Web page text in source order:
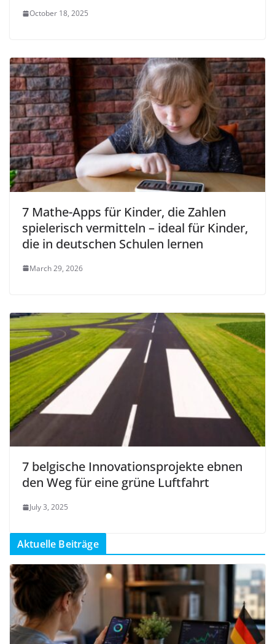
October 18, 2025
7 Mathe-Apps für Kinder, die Zahlen
spielerisch vermitteln – ideal für Kinder,
die in deutschen Schulen lernen
March 29, 2026
7 belgische Innovationsprojekte ebnen
den Weg für eine grüne Luftfahrt
July 3, 2025
Aktuelle Beiträge